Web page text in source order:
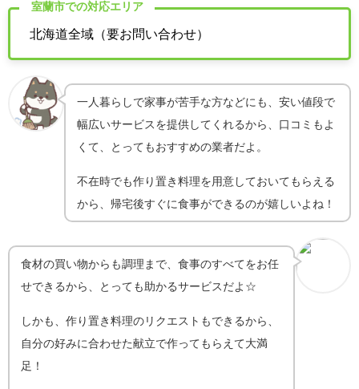
室蘭市での対応エリア
北海道全域（要お問い合わせ）
一人暮らしで家事が苦手な方などにも、安い値段で
幅広いサービスを提供してくれるから、口コミもよ
くて、とってもおすすめの業者だよ。
不在時でも作り置き料理を用意しておいてもらえる
から、帰宅後すぐに食事ができるのが嬉しいよね！
食材の買い物からも調理まで、食事のすべてをお任
せできるから、とっても助かるサービスだよ☆
しかも、作り置き料理のリクエストもできるから、
自分の好みに合わせた献立で作ってもらえて大満
足！